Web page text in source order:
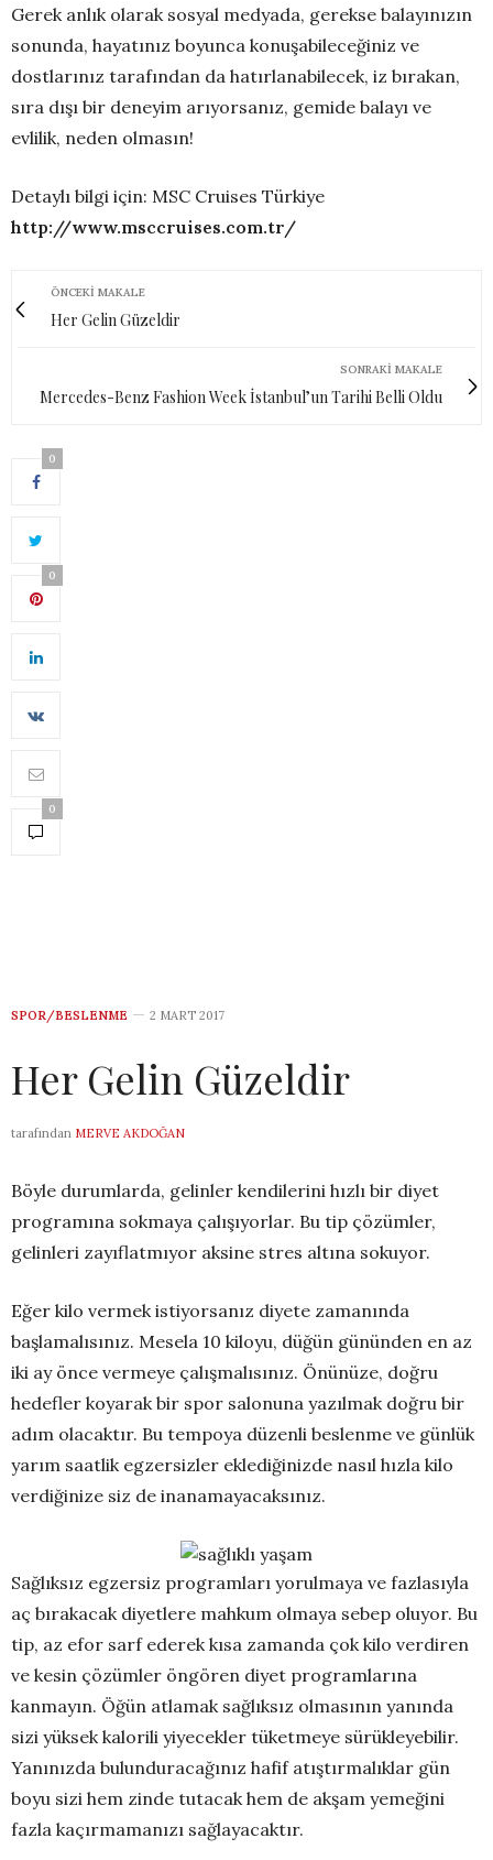
Gerek anlık olarak sosyal medyada, gerekse balayınızın
sonunda, hayatınız boyunca konuşabileceğiniz ve
dostlarınız tarafından da hatırlanabilecek, iz bırakan,
sıra dışı bir deneyim arıyorsanız, gemide balayı ve
evlilik, neden olmasın!
Detaylı bilgi için: MSC Cruises Türkiye
http://www.msccruises.com.tr/
ÖNCEKI MAKALE
Her Gelin Güzeldir
SONRAKI MAKALE
Mercedes-Benz Fashion Week İstanbul’un Tarihi Belli Oldu
0
0
0
SPOR/BESLENME 2 MART 2017
Her Gelin Güzeldir
tarafından MERVE AKDOĞAN
Böyle durumlarda, gelinler kendilerini hızlı bir diyet
programına sokmaya çalışıyorlar. Bu tip çözümler,
gelinleri zayıflatmıyor aksine stres altına sokuyor.
Eğer kilo vermek istiyorsanız diyete zamanında
başlamalısınız. Mesela 10 kiloyu, düğün gününden en az
iki ay önce vermeye çalışmalısınız. Önünüze, doğru
hedefler koyarak bir spor salonuna yazılmak doğru bir
adım olacaktır. Bu tempoya düzenli beslenme ve günlük
yarım saatlik egzersizler eklediğinizde nasıl hızla kilo
verdiğinize siz de inanamayacaksınız.
Sağlıksız egzersiz programları yorulmaya ve fazlasıyla
aç bırakacak diyetlere mahkum olmaya sebep oluyor. Bu
tip, az efor sarf ederek kısa zamanda çok kilo verdiren
ve kesin çözümler öngören diyet programlarına
kanmayın. Öğün atlamak sağlıksız olmasının yanında
sizi yüksek kalorili yiyecekler tüketmeye sürükleyebilir.
Yanınızda bulunduracağınız hafif atıştırmalıklar gün
boyu sizi hem zinde tutacak hem de akşam yemeğini
fazla kaçırmamanızı sağlayacaktır.